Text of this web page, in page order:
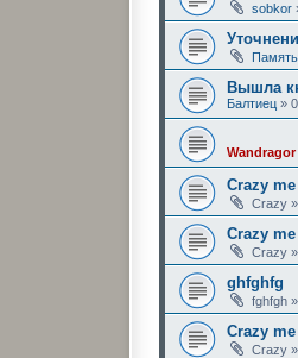
sobkor
Память
Вышла
Балтиец »
Wandragor
Crazy me
Crazy »
Crazy me
Crazy »
ghfghfg
fghfgh
Crazy me
Crazy